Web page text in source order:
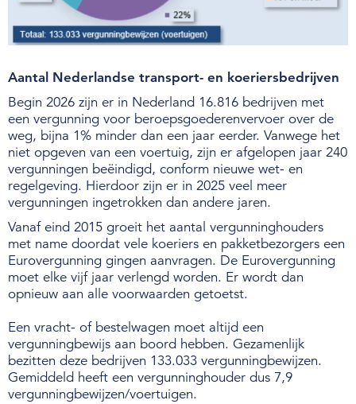
T +31 (0)70 399 20 11
E info@niwo.nl
Aantal Nederlandse transport- en koeriersbedrijven
Begin 2026 zijn er in Nederland 16.816 bedrijven met
een vergunning voor beroepsgoederenvervoer over de
weg, bijna 1% minder dan een jaar eerder. Vanwege het
niet opgeven van een voertuig, zijn er afgelopen jaar 240
vergunningen beëindigd, conform nieuwe wet- en
regelgeving. Hierdoor zijn er in 2025 veel meer
vergunningen ingetrokken dan andere jaren.
Vanaf eind 2015 groeit het aantal vergunninghouders
met name doordat vele koeriers en pakketbezorgers een
Eurovergunning gingen aanvragen. De Eurovergunning
moet elke vijf jaar verlengd worden. Er wordt dan
opnieuw aan alle voorwaarden getoetst.
Een vracht- of bestelwagen moet altijd een
vergunningbewijs aan boord hebben. Gezamenlijk
bezitten deze bedrijven 133.033 vergunningbewijzen.
Gemiddeld heeft een vergunninghouder dus 7,9
vergunningbewijzen/voertuigen.